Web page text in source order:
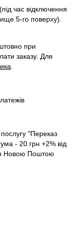
час відключення
5-го поверху).
при
заказу. Для
"Переказ
- 20 грн +2% від
Новою Поштою